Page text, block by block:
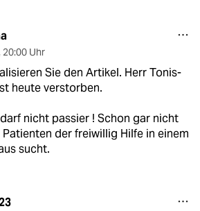
20:00 Uhr
Sie den Artikel. Herr Tonis-
heute verstorben.
nicht passier ! Schon gar nicht
Patienten der freiwillig Hilfe in einem
sucht.